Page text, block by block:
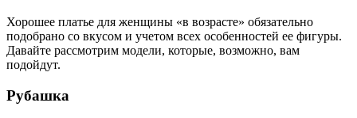
Хорошее платье для женщины «в возрасте» обязательно
подобрано со вкусом и учетом всех особенностей ее фигуры.
Давайте рассмотрим модели, которые, возможно, вам
подойдут.
Рубашка